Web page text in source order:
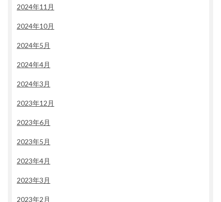
2024年11月
2024年10月
2024年5月
2024年4月
2024年3月
2023年12月
2023年6月
2023年5月
2023年4月
2023年3月
2023年2月